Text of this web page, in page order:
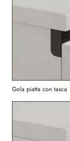
Gola piatta con tasca